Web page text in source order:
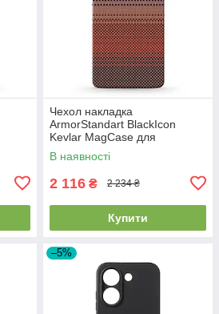
Чехол накладка
ArmorStandart BlackIcon
Kevlar MagCase для
Samsung S26 Ultra Sunset
(ARM90158)
В наявності
2 116 ₴ 2 234 ₴
Купити
–5%